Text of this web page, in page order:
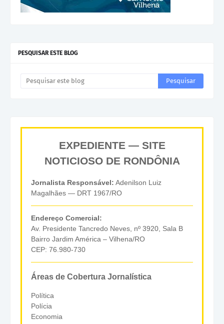
PESQUISAR ESTE BLOG
EXPEDIENTE — SITE
NOTICIOSO DE RONDÔNIA
Jornalista Responsável: Adenilson Luiz
Magalhães — DRT 1967/RO
Endereço Comercial:
Av. Presidente Tancredo Neves, nº 3920, Sala B
Bairro Jardim América – Vilhena/RO
CEP: 76.980-730
Áreas de Cobertura Jornalística
Política
Polícia
Economia